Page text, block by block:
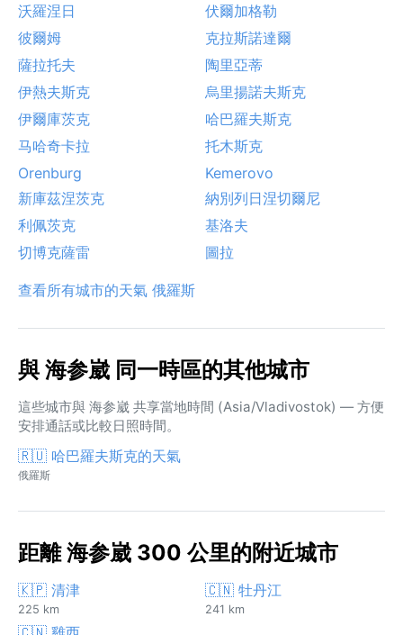
沃羅涅日
伏爾加格勒
彼爾姆
克拉斯諾達爾
薩拉托夫
陶里亞蒂
伊熱夫斯克
烏里揚諾夫斯克
伊爾庫茨克
哈巴羅夫斯克
马哈奇卡拉
托木斯克
Orenburg
Kemerovo
新庫茲涅茨克
納別列日涅切爾尼
利佩茨克
基洛夫
切博克薩雷
圖拉
查看所有城市的天氣 俄羅斯
與 海参崴 同一時區的其他城市
這些城市與 海参崴 共享當地時間 (Asia/Vladivostok) — 方便
安排通話或比較日照時間。
🇷🇺 哈巴羅夫斯克的天氣
俄羅斯
距離 海参崴 300 公里的附近城市
🇰🇵 清津
225 km
🇨🇳 牡丹江
241 km